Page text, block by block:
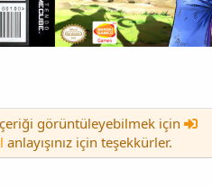
görüntüleyebilmek için
anlayışınız için teşekkürler.